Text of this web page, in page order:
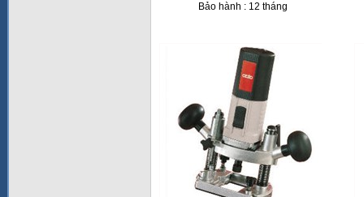
Bảo hành : 12 tháng